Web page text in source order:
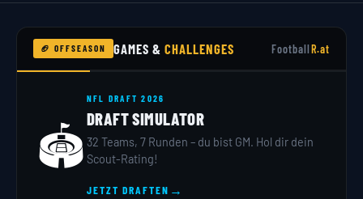
🏈 OFFSEASON GAMES &CHALLENGES FootballR.at
🏟️
NFL DRAFT 2026
DRAFT SIMULATOR
32 Teams, 7 Runden – du bist GM. Hol dir dein
Scout-Rating!
JETZT DRAFTEN →